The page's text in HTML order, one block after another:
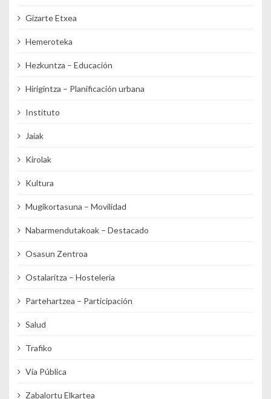
Gizarte Etxea
Hemeroteka
Hezkuntza – Educación
Hirigintza – Planificación urbana
Instituto
Jaiak
Kirolak
Kultura
Mugikortasuna – Movilidad
Nabarmendutakoak – Destacado
Osasun Zentroa
Ostalaritza – Hostelería
Partehartzea – Participación
Salud
Trafiko
Vía Pública
Zabalortu Elkartea